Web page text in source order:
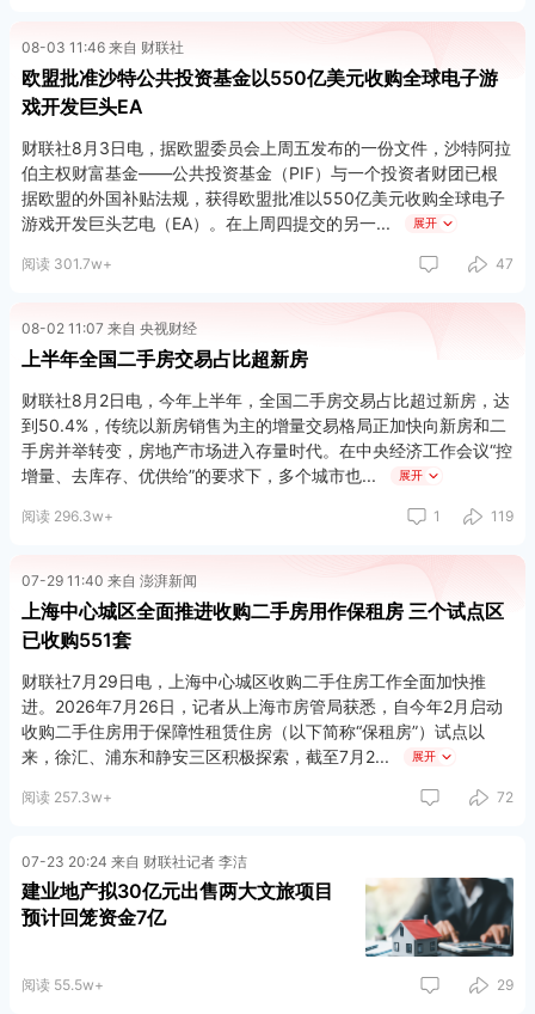
08-03 11:46 来自 财联社
欧盟批准沙特公共投资基金以550亿美元收购全球电子游
戏开发巨头EA
财联社8月3日电，据欧盟委员会上周五发布的一份文件，沙特阿拉
伯主权财富基金——公共投资基金（PIF）与一个投资者财团已根
据欧盟的外国补贴法规，获得欧盟批准以550亿美元收购全球电子
游戏开发巨头艺电（EA）。在上周四提交的另一
展开
此次EA收购交易标志着PIF战略的重要一步，是沙特将本国打造为
全球电子游戏和体育中心蓝图的最新推进，同时利用国际顶尖电子
游戏开发商所积累下的长久声誉和用户群体，助力其本国游戏行业
从长期低迷中复苏。另一方面，沙特也意图通过投资基础设施、旅
游、体育、游戏及其他高增长行业，推动经济实现石油以外的多元
化发展。
阅读 301.7w+ 47
08-02 11:07 来自 央视财经
上半年全国二手房交易占比超新房
财联社8月2日电，今年上半年，全国二手房交易占比超过新房，达
到50.4%，传统以新房销售为主的增量交易格局正加快向新房和二
手房并举转变，房地产市场进入存量时代。在中央经济工作会议“控
增量、去库存、优供给”的要求下，多个城市也
展开
阅读 296.3w+ 1 119
07-29 11:40 来自 澎湃新闻
上海中心城区全面推进收购二手房用作保租房 三个试点区
已收购551套
财联社7月29日电，上海中心城区收购二手住房工作全面加快推
进。2026年7月26日，记者从上海市房管局获悉，自今年2月启动
收购二手住房用于保障性租赁住房（以下简称“保租房”）试点以
来，徐汇、浦东和静安三区积极探索，截至7月2
展开
阅读 257.3w+ 72
07-23 20:24 来自 财联社记者 李洁
建业地产拟30亿元出售两大文旅项目
预计回笼资金7亿
阅读 55.5w+ 29